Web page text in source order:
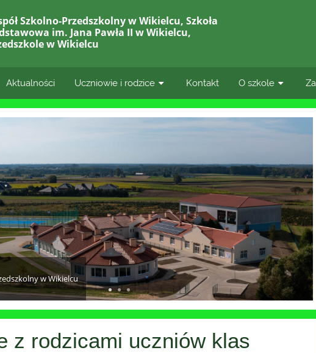
Szkolno-Przedszkolny w Wikielcu, Szkoła
im. Jana Pawła II w Wikielcu,
w Wikielcu
Aktualności Uczniowie i rodzice Kontakt O szkole
w Wikielcu
z rodzicami uczniów klas